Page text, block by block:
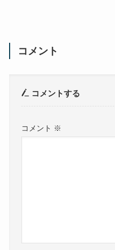
コメント
コメントする
コメント ※